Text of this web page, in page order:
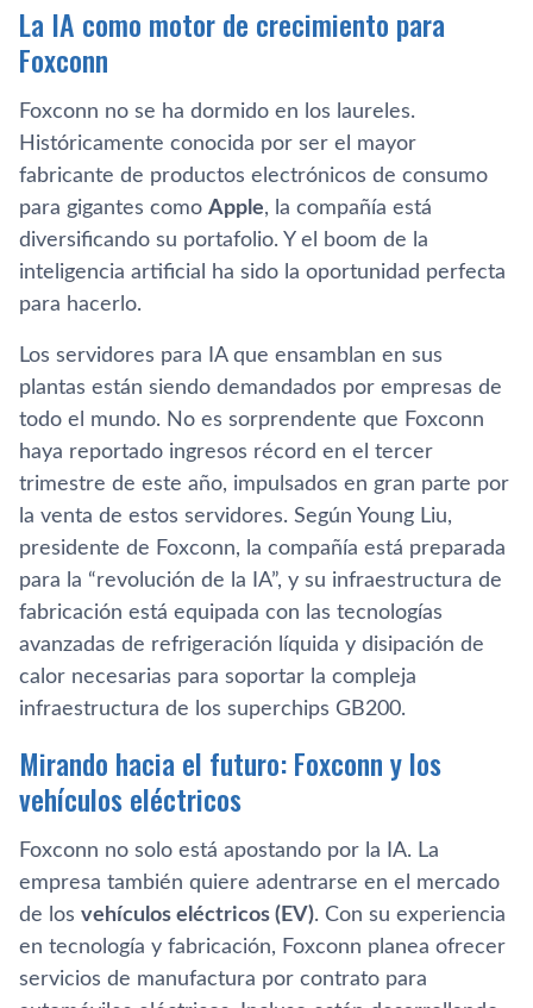
La IA como motor de crecimiento para
Foxconn
Foxconn no se ha dormido en los laureles.
Históricamente conocida por ser el mayor
fabricante de productos electrónicos de consumo
para gigantes como Apple, la compañía está
diversificando su portafolio. Y el boom de la
inteligencia artificial ha sido la oportunidad perfecta
para hacerlo.
Los servidores para IA que ensamblan en sus
plantas están siendo demandados por empresas de
todo el mundo. No es sorprendente que Foxconn
haya reportado ingresos récord en el tercer
trimestre de este año, impulsados en gran parte por
la venta de estos servidores. Según Young Liu,
presidente de Foxconn, la compañía está preparada
para la “revolución de la IA”, y su infraestructura de
fabricación está equipada con las tecnologías
avanzadas de refrigeración líquida y disipación de
calor necesarias para soportar la compleja
infraestructura de los superchips GB200.
Mirando hacia el futuro: Foxconn y los
vehículos eléctricos
Foxconn no solo está apostando por la IA. La
empresa también quiere adentrarse en el mercado
de los vehículos eléctricos (EV). Con su experiencia
en tecnología y fabricación, Foxconn planea ofrecer
servicios de manufactura por contrato para